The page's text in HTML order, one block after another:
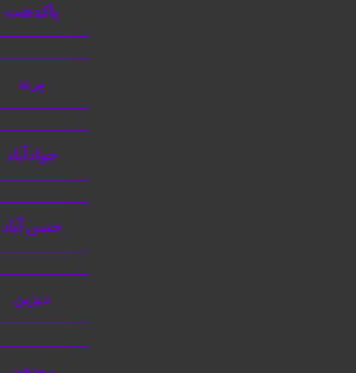
پاکدشت
پرند
جوادآباد
حسن آباد
دیزین
جستجو